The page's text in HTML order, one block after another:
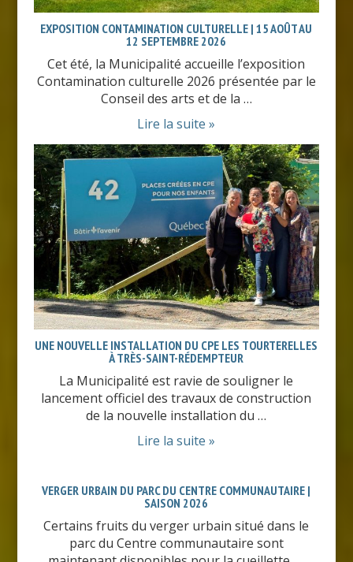
EXPOSITION CONTAMINATION CULTURELLE | 15 AOÛT AU
12 SEPTEMBRE 2026
Cet été, la Municipalité accueille l’exposition
Contamination culturelle 2026 présentée par le
Conseil des arts et de la …
Lire la suite »
UNE NOUVELLE INSTALLATION DU CPE LES TOURTERELLES
À TRÈS-SAINT-RÉDEMPTEUR
La Municipalité est ravie de souligner le
lancement officiel des travaux de construction
de la nouvelle installation du …
Lire la suite »
VERGER URBAIN DU PARC DU CENTRE COMMUNAUTAIRE |
SAISON 2026
Certains fruits du verger urbain situé dans le
parc du Centre communautaire sont